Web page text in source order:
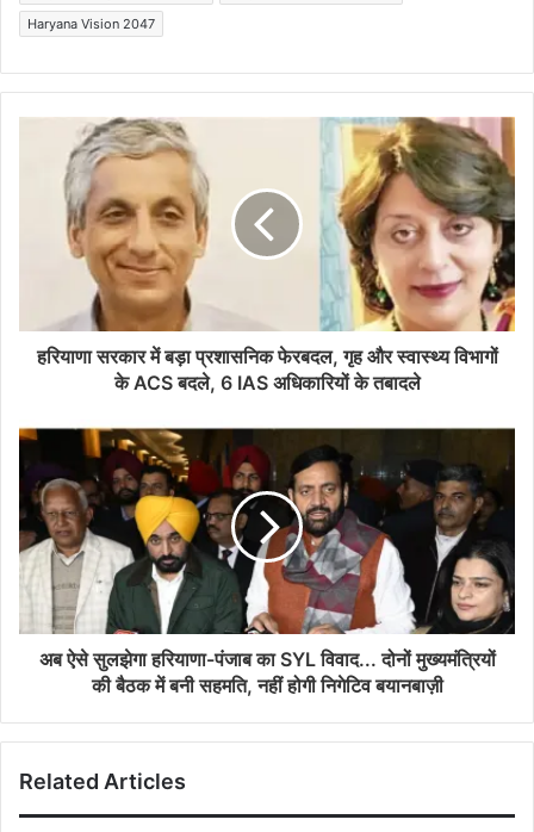
Haryana Vision 2047
हरियाणा सरकार में बड़ा प्रशासनिक फेरबदल, गृह और स्वास्थ्य विभागों
के ACS बदले, 6 IAS अधिकारियों के तबादले
अब ऐसे सुलझेगा हरियाणा-पंजाब का SYL विवाद... दोनों मुख्यमंत्रियों
की बैठक में बनी सहमति, नहीं होगी निगेटिव बयानबाज़ी
Related Articles